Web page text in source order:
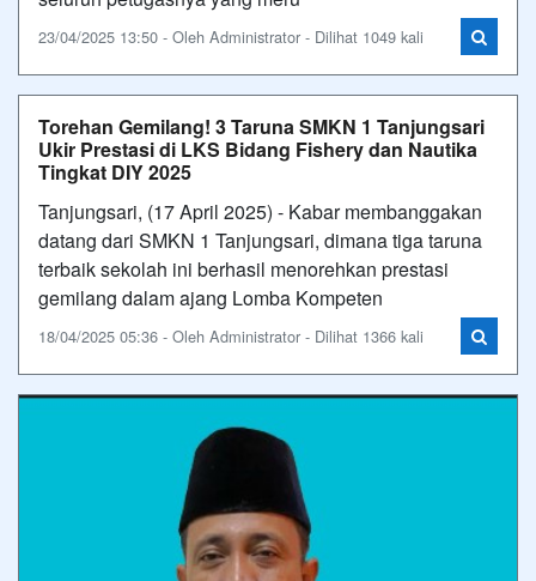
23/04/2025 13:50 - Oleh Administrator - Dilihat 1049 kali
Torehan Gemilang! 3 Taruna SMKN 1 Tanjungsari
Ukir Prestasi di LKS Bidang Fishery dan Nautika
Tingkat DIY 2025
Tanjungsari, (17 April 2025) - Kabar membanggakan
datang dari SMKN 1 Tanjungsari, dimana tiga taruna
terbaik sekolah ini berhasil menorehkan prestasi
gemilang dalam ajang Lomba Kompeten
18/04/2025 05:36 - Oleh Administrator - Dilihat 1366 kali